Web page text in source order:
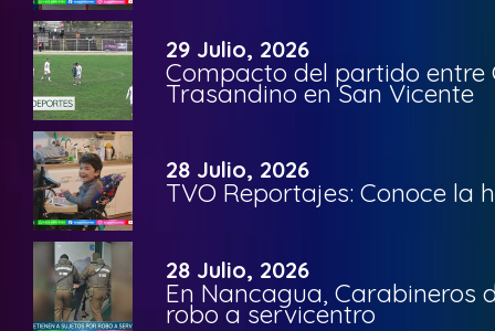
29 Julio, 2026
Compacto del partido entre
Trasandino en San Vicente
28 Julio, 2026
TVO Reportajes: Conoce la
28 Julio, 2026
En Nancagua, Carabineros
robo a servicentro